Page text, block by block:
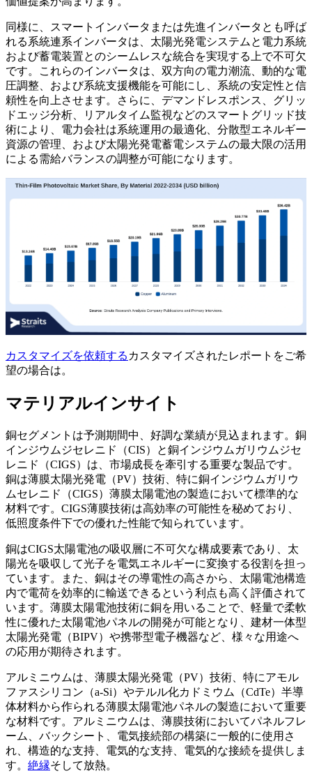
同様に、スマートインバータまたは先進インバータとも呼ば
れる系統連系インバータは、太陽光発電システムと電力系統
および蓄電装置とのシームレスな統合を実現する上で不可欠
です。これらのインバータは、双方向の電力潮流、動的な電
圧調整、および系統支援機能を可能にし、系統の安定性と信
頼性を向上させます。さらに、デマンドレスポンス、グリッ
ドエッジ分析、リアルタイム監視などのスマートグリッド技
術により、電力会社は系統運用の最適化、分散型エネルギー
資源の管理、および太陽光発電蓄電システムの最大限の活用
による需給バランスの調整が可能になります。
カスタマイズを依頼する カスタマイズされたレポートをご希
望の場合は。
マテリアルインサイト
銅セグメントは予測期間中、好調な業績が見込まれます。銅
インジウムジセレニド（CIS）と銅インジウムガリウムジセ
レニド（CIGS）は、市場成長を牽引する重要な製品です。
銅は薄膜太陽光発電（PV）技術、特に銅インジウムガリウ
ムセレニド（CIGS）薄膜太陽電池の製造において標準的な
材料です。CIGS薄膜技術は高効率の可能性を秘めており、
低照度条件下での優れた性能で知られています。
銅はCIGS太陽電池の吸収層に不可欠な構成要素であり、太
陽光を吸収して光子を電気エネルギーに変換する役割を担っ
ています。また、銅はその導電性の高さから、太陽電池構造
内で電荷を効率的に輸送できるという利点も高く評価されて
います。薄膜太陽電池技術に銅を用いることで、軽量で柔軟
性に優れた太陽電池パネルの開発が可能となり、建材一体型
太陽光発電（BIPV）や携帯型電子機器など、様々な用途へ
の応用が期待されます。
アルミニウムは、薄膜太陽光発電（PV）技術、特にアモル
ファスシリコン（a-Si）やテルル化カドミウム（CdTe）半導
体材料から作られる薄膜太陽電池パネルの製造において重要
な材料です。アルミニウムは、薄膜技術においてパネルフレ
ーム、バックシート、電気接続部の構築に一般的に使用さ
れ、構造的な支持、電気的な支持、電気的な接続を提供しま
す。 絶縁そして放熱。